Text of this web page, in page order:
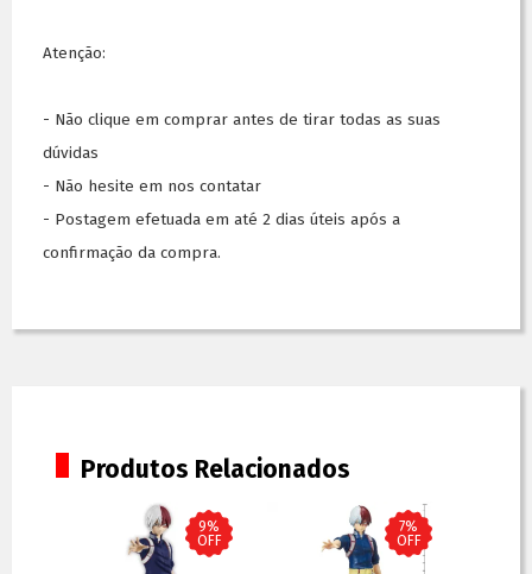
Atenção:
- Não clique em comprar antes de tirar todas as suas
dúvidas
- Não hesite em nos contatar
- Postagem efetuada em até 2 dias úteis após a
confirmação da compra.
Produtos Relacionados
9%
OFF
7%
OFF